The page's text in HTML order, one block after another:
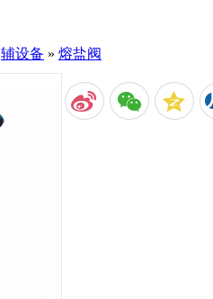
辅设备 » 熔盐阀